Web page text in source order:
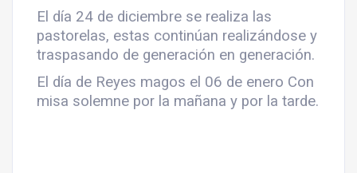
El día 24 de diciembre se realiza las
pastorelas, estas continúan realizándose y
traspasando de generación en generación.
El día de Reyes magos el 06 de enero Con
misa solemne por la mañana y por la tarde.